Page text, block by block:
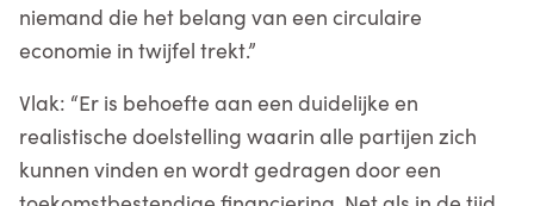
niemand die het belang van een circulaire
economie in twijfel trekt.”
Vlak: “Er is behoefte aan een duidelijke en
realistische doelstelling waarin alle partijen zich
kunnen vinden en wordt gedragen door een